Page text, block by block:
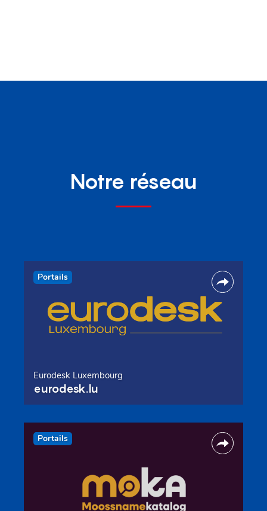
Notre réseau
Portails
Eurodesk Luxembourg
eurodesk.lu
Portails